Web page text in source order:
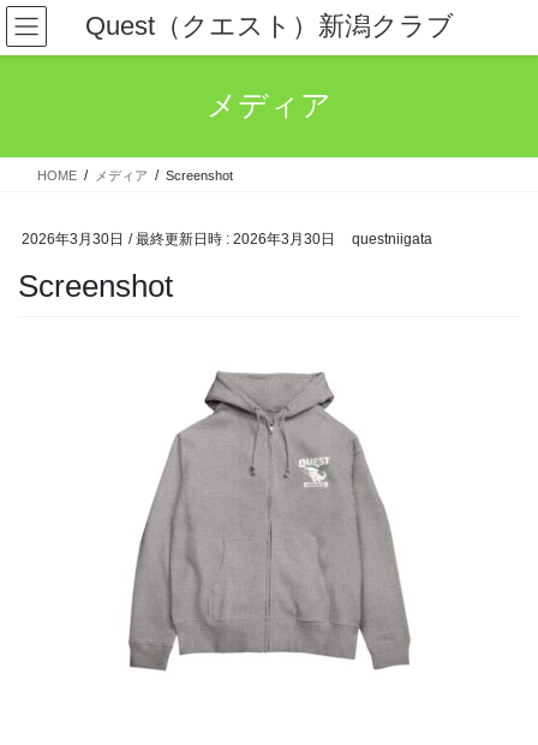
コ
ン
テ
ス
ナ
ビ
ゲ
ン
Quest（クエスト）新潟クラブ
メディア
HOME メディア Screenshot
2026年3月30日 / 最終更新日時 : 2026年3月30日 questniigata
Screenshot